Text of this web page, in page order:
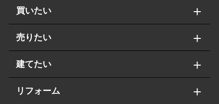
買いたい
売りたい
建てたい
リフォーム